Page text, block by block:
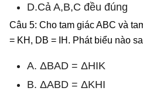
D.Cả A,B,C đều đúng
Câu 5: Cho tam giác ABC và
= KH, DB = IH. Phát biểu nào
A. ΔBAD = ΔHIK
B. ΔABD = ΔKHI